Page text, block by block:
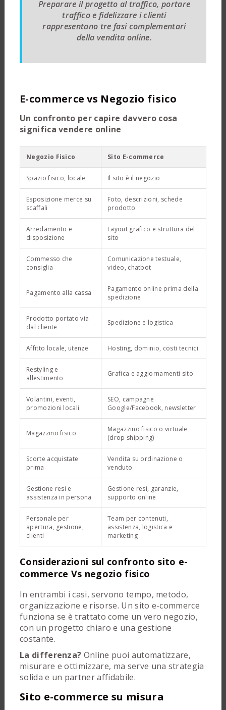
Preparare il progetto al traffico, portare
traffico e fidelizzare i clienti
rappresentano tre fasi complementari
della vendita online.
E-commerce vs Negozio fisico
Un confronto per capire davvero cosa
significa vendere online
Negozio Fisico Sito E-commerce
Spazio fisico, locale Il sito è il negozio
Esposizione merce su
scaffali
Foto, descrizioni, schede
prodotto
Arredamento e
disposizione
Layout grafico e struttura del
sito
Commesso che
consiglia
Comunicazione testuale,
video, chatbot
Pagamento alla cassa
Pagamento online prima della
spedizione
Prodotto portato via
dal cliente
Spedizione e logistica
Affitto locale, utenze Hosting, dominio, costi tecnici
Restyling e
allestimento
Grafica e aggiornamenti sito
Volantini, eventi,
promozioni locali
SEO, campagne
Google/Facebook, newsletter
Magazzino fisico
Magazzino fisico o virtuale
(drop shipping)
Scorte acquistate
prima
Vendita su ordinazione o
venduto
Gestione resi e
assistenza in persona
Gestione resi, garanzie,
supporto online
Personale per
apertura, gestione,
clienti
Team per contenuti,
assistenza, logistica e
marketing
Considerazioni sul confronto sito e-
commerce Vs negozio fisico
In entrambi i casi, servono tempo, metodo,
organizzazione e risorse. Un sito e-commerce
funziona se è trattato come un vero negozio,
con un progetto chiaro e una gestione
costante.
La differenza? Online puoi automatizzare,
misurare e ottimizzare, ma serve una strategia
solida e un partner affidabile.
Sito e-commerce su misura